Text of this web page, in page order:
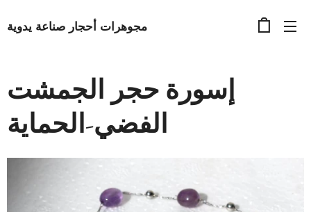
مجوهرات أحجار صناعة يدوية
إسورة حجر الجمشت
الفضي-الحماية